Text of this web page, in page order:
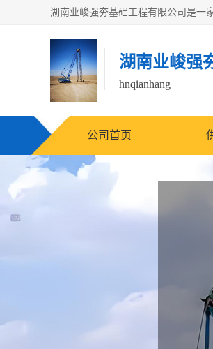
湖南业峻强
hnqianhang
公司首页